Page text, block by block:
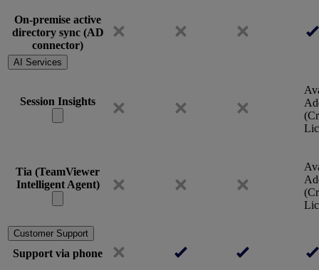
On-premise active
directory sync (AD
connector)
AI Services
Session Insights
Tia (TeamViewer
Intelligent Agent)
Customer Support
Support via phone